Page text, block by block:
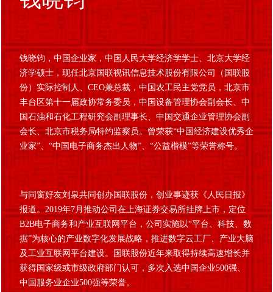
钱晓钧，中国企业家，中国人民大学经济学学士、北京大学经
济学硕士，现任北京国联视讯信息技术股份有限公司（国联股
份）实际控制人、CEO兼总裁，中国农工民主党党员，北京市
丰台区第十一届政协常务委员，中国设备管理协会副会长、中
国石油和石化工程研究会副理事长、中国交通企业管理协会副
会长、北京市税务局特约监察员。曾荣获“中国经济建设优秀企
业家”、“中国电子商务杰出人物”、“公益楷模”等荣誉称号。
与同窗好友刘泉共同创办国联股份，创业事迹获《人民日报》
报道。2019年7月推动公司在上海证券交易所挂牌上市，定位
B2B电子商务和产业互联网平台，公司实施以“平台、科技、数
据”为核心的产业数字化发展战略，推进数字云工厂、产业大脑
及工业互联网平台建设。国联股份近年来取得持续高速增长并
获得国家级或市级政府部门认可，多次入选中国企业500强、
中国服务业企业500强等荣誉。